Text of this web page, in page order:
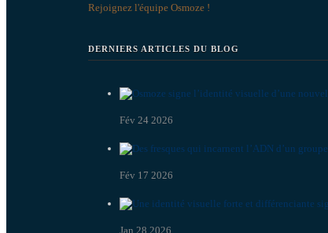
Rejoignez l'équipe Osmoze !
DERNIERS ARTICLES DU BLOG
Fév 24 2026
Fév 17 2026
Jan 28 2026